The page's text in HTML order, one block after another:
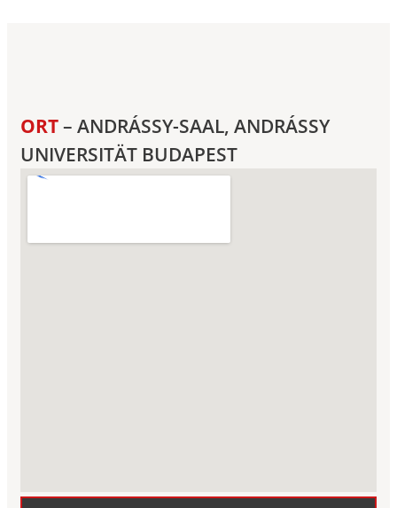
ORT– ANDRÁSSY-SAAL, ANDRÁSSY
UNIVERSITÄT BUDAPEST